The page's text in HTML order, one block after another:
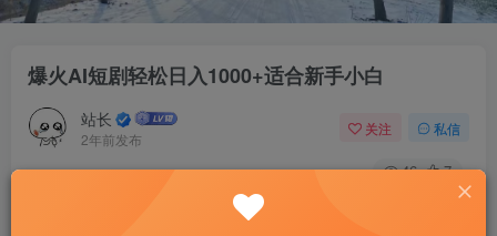
爆火AI短剧轻松日入1000+适合新手小白
站长
2年前发布
关注 私信
46 7